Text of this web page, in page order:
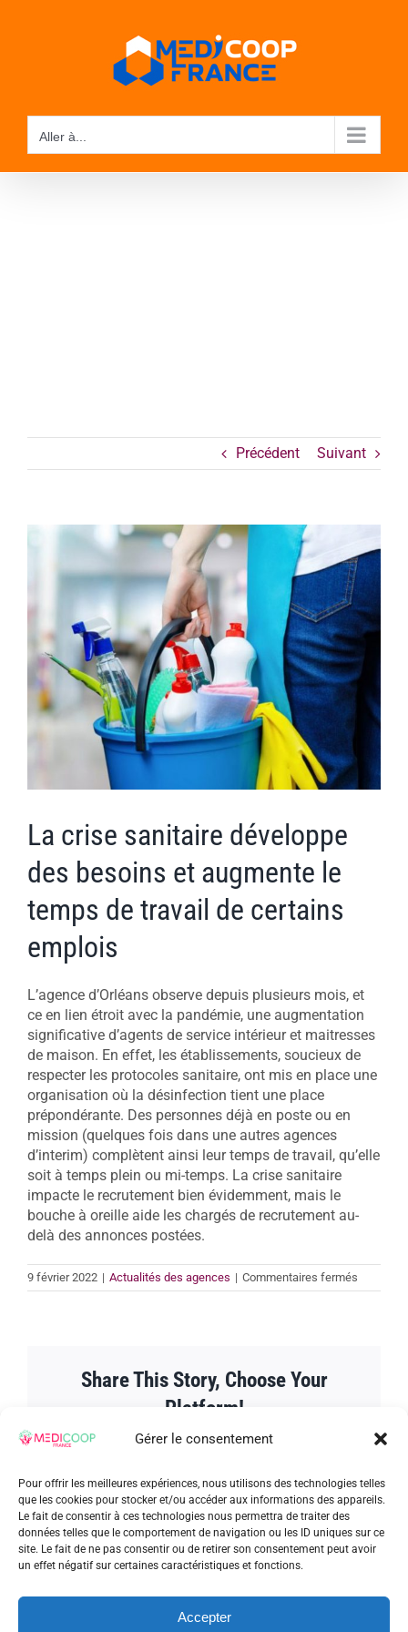
Gérer le consentement
Pour offrir les meilleures expériences, nous utilisons des technologies telles
que les cookies pour stocker et/ou accéder aux informations des appareils.
Le fait de consentir à ces technologies nous permettra de traiter des
données telles que le comportement de navigation ou les ID uniques sur ce
site. Le fait de ne pas consentir ou de retirer son consentement peut avoir
un effet négatif sur certaines caractéristiques et fonctions.
Accepter
Aller à...
Précédent Suivant
Voir
agrandie
La crise sanitaire développe
des besoins et augmente le
temps de travail de certains
emplois
L’agence d’Orléans observe depuis plusieurs mois, et
ce en lien étroit avec la pandémie, une augmentation
significative d’agents de service intérieur et maitresses
de maison. En effet, les établissements, soucieux de
respecter les protocoles sanitaire, ont mis en place une
organisation où la désinfection tient une place
prépondérante. Des personnes déjà en poste ou en
mission (quelques fois dans une autres agences
d’interim) complètent ainsi leur temps de travail, qu’elle
soit à temps plein ou mi-temps. La crise sanitaire
impacte le recrutement bien évidemment, mais le
bouche à oreille aide les chargés de recrutement au-
delà des annonces postées.
9 février 2022 | Actualités des agences | Commentaires fermés
La
temps
de
certains
Share This Story, Choose Your
Platform!
FacebookTwitterRedditLinkedInWhatsApp
TumblrPinterest Email
À propos de l'auteur :admin_patrick